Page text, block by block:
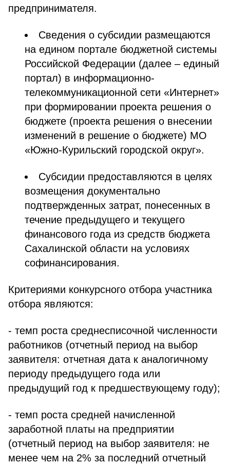
предпринимателя.
Сведения о субсидии размещаются
на едином портале бюджетной системы
Российской Федерации (далее – единый
портал) в информационно-
телекоммуникационной сети «Интернет»
при формировании проекта решения о
бюджете (проекта решения о внесении
изменений в решение о бюджете) МО
«Южно-Курильский городской округ».
Субсидии предоставляются в целях
возмещения документально
подтвержденных затрат, понесенных в
течение предыдущего и текущего
финансового года из средств бюджета
Сахалинской области на условиях
софинансирования.
Критериями конкурсного отбора участника
отбора являются:
- темп роста среднесписочной численности
работников (отчетный период на выбор
заявителя: отчетная дата к аналогичному
периоду предыдущего года или
предыдущий год к предшествующему году);
- темп роста средней начисленной
заработной платы на предприятии
(отчетный период на выбор заявителя: не
менее чем на 2% за последний отчетный